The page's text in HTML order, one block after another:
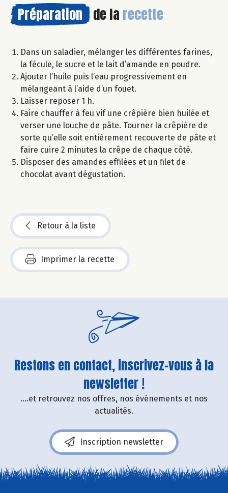
Préparation de la recette
Dans un saladier, mélanger les différentes farines,
la fécule, le sucre et le lait d’amande en poudre.
Ajouter l’huile puis l’eau progressivement en
mélangeant à l’aide d’un fouet.
Laisser reposer 1 h.
Faire chauffer à feu vif une crêpière bien huilée et
verser une louche de pâte. Tourner la crêpière de
sorte qu’elle soit entièrement recouverte de pâte et
faire cuire 2 minutes la crêpe de chaque côté.
Disposer des amandes effilées et un filet de
chocolat avant dégustation.
Retour à la liste
Imprimer la recette
Restons en contact, inscrivez-vous à la
newsletter !
....et retrouvez nos offres, nos événements et nos
actualités.
Inscription newsletter